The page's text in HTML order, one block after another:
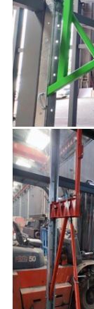
ー
ス
場
合
引
用
を
要
求